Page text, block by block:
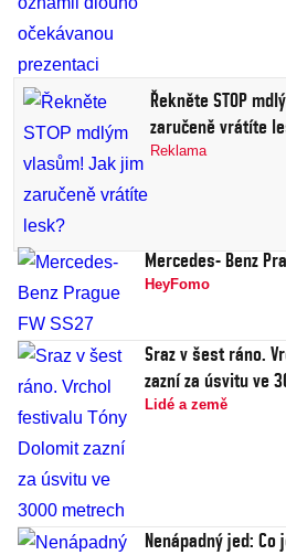
Řekněte STOP
zaručeně vrátíte
Reklama
Mercedes- Benz
HeyFomo
Sraz v šest ráno.
zazní za úsvitu ve
Lidé a země
Nenápadný jed: